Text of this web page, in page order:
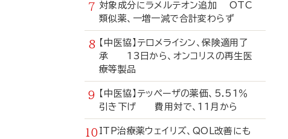
対象成分にラメルテオン追加 OTC
類似薬、一増一減で合計変わらず
【中医協】テロメライシン、保険適用了
承 13日から、オンコリスの再生医
療等製品
【中医協】テッペーザの薬価、5.51％
引き下げ 費用対で、11月から
ITP治療薬ウェイリズ、QOL改善にも